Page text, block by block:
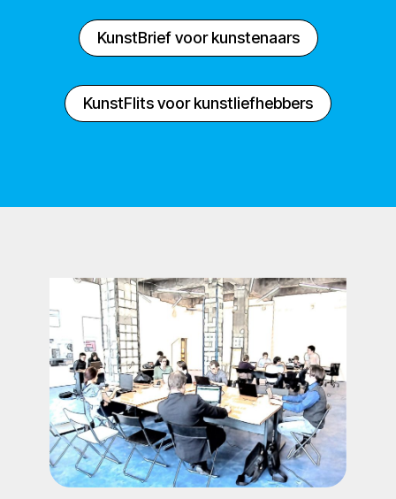
KunstBrief voor kunstenaars
KunstFlits voor kunstliefhebbers